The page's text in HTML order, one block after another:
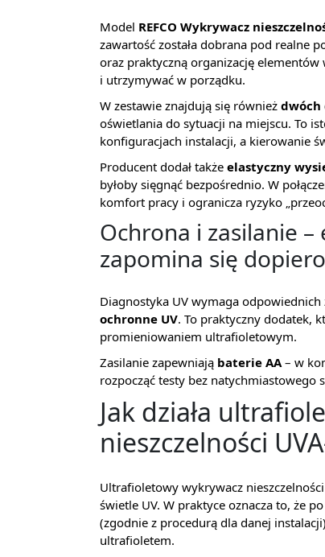
Model REFCO Wykrywacz
zawartość została dobrana pod realne
oraz praktyczną organizację
i utrzymywać w porządku.
W zestawie znajdują się również dwóch
oświetlania do sytuacji na miejscu. To
konfiguracjach instalacji, a kierowanie
Producent dodał także elastyczny
byłoby sięgnąć bezpośrednio. W
komfort pracy i ogranicza ryzyko
Ochrona i zasilanie
zapomina się
Diagnostyka UV wymaga
ochronne UV. To praktyczny dodatek,
promieniowaniem ultrafioletowym.
Zasilanie zapewniają baterie AA– w
rozpocząć testy bez natychmiastowego
Jak działa
nieszczelności
Ultrafioletowy wykrywacz
świetle UV. W praktyce oznacza to, że
(zgodnie z procedurą dla danej
ultrafioletem.